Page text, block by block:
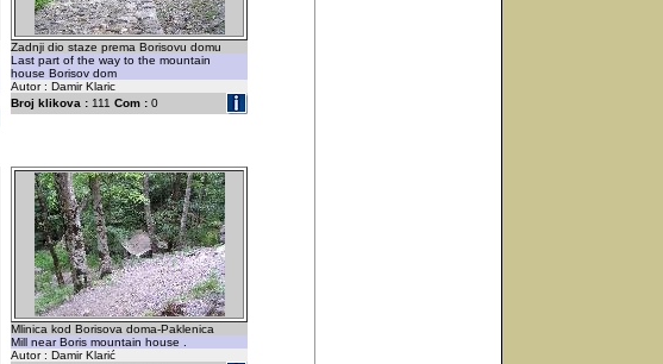
Zadnji dio staze prema Borisovu domu
Last part of the way to the mountain
house Borisov dom
Autor : Damir Klaric
Broj klikova : 111 Com : 0
Mlinica kod Borisova doma-Paklenica
Mill near Boris mountain house .
Autor : Damir Klarić